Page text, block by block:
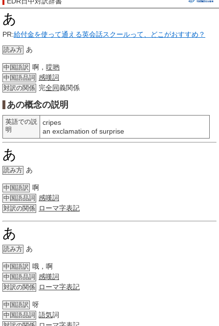
あ
PR:給付金を使って通える英会話スクールって、どこがおすすめ？
読み方 あ
中国語訳 啊， 哎哟
中国語品詞 感嘆詞
対訳の関係 完全同義関係
あの概念の説明
英語での説
明
cripes
an exclamation of surprise
あ
読み方 あ
中国語訳 啊
中国語品詞 感嘆詞
対訳の関係 ローマ字表記
あ
読み方 あ
中国語訳 哦，啊
中国語品詞 感嘆詞
対訳の関係 ローマ字表記
中国語訳 呀
中国語品詞 語気詞